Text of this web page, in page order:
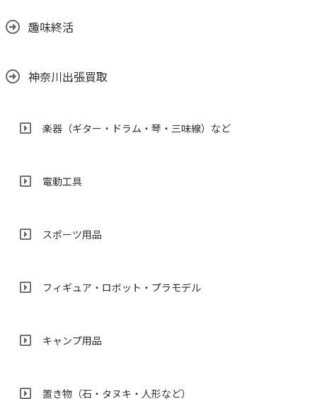
趣味終活
神奈川出張買取
楽器（ギター・ドラム・琴・三味線）など
電動工具
スポーツ用品
フィギュア・ロボット・プラモデル
キャンプ用品
置き物（石・タヌキ・人形など）